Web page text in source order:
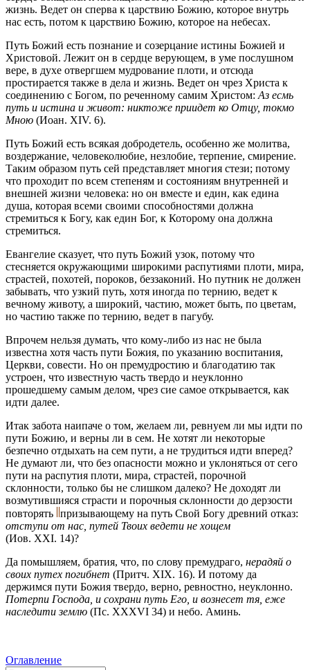
жизнь. Ведет он сперва к царствию Божию, которое внутрь
нас есть, потом к царствию Божию, которое на небесах.
Путь Божий есть познание и созерцание истины Божией и
Христовой. Лежит он в сердце верующем, в уме послушном
вере, в духе отвергшем мудрование плоти, и отсюда
простирается также в дела и жизнь. Ведет он чрез Христа к
соединению с Богом, по реченному самим Христом: Аз есмь
путь и истина и живот: никтоже приидет ко Отцу, токмо
Мною (Иоан. ХІV. 6).
Путь Божий есть всякая добродетель, особенно же молитва,
воздержание, человеколюбие, незлобие, терпение, смирение.
Таким образом путь сей представляет многия стези; потому
что проходит по всем степеням и состояниям внутренней и
внешней жизни человека: но он вместе и един, как едина
душа, которая всеми своими способностями должна
стремиться к Богу, как един Бог, к Которому она должна
стремиться.
Евангелие сказует, что путь Божий узок, потому что
стесняется окружающими широкими распутиями плоти, мира,
страстей, похотей, пороков, беззаконий. Но путник не должен
забывать, что узкий путь, хотя иногда по тернию, ведет к
вечному животу, а широкий, частию, может быть, по цветам,
но частию также по тернию, ведет в пагубу.
Впрочем нельзя думать, что кому-либо из нас не была
известна хотя часть пути Божия, по указанию воспитания,
Церкви, совести. Но он премудростию и благодатию так
устроен, что известную часть твердо и неуклонно
прошедшему самым делом, чрез сие самое открывается, как
идти далее.
Итак забота наипаче о том, желаем ли, ревнуем ли мы идти по
пути Божию, и верны ли в сем. Не хотят ли некоторые
безпечно отдыхать на сем пути, а не трудиться идти вперед?
Не думают ли, что без опасности можно и уклоняться от сего
пути на распутия плоти, мира, страстей, порочной
склонности, только бы не слишком далеко? Не доходят ли
возмутившияся страсти и порочныя склонности до дерзости
повторять призывающему на путь Свой Богу древний отказ:
отступи от нас, путей Твоих ведети не хощем
(Иов. ХХІ. 14)?
Да помышляем, братия, что, по слову премудраго, нерадяй о
своих путех погибнет (Притч. ХІХ. 16). И потому да
держимся пути Божия твердо, верно, ревностно, неуклонно.
Потерпи Господа, и сохрани путь Его, и вознесет тя, еже
наследити землю (Пс. XXXVI 34) и небо. Аминь.
Оглавление